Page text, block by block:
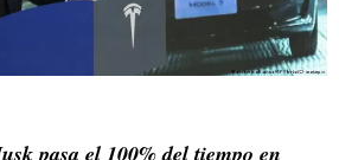
pasa el 100% del tiempo en